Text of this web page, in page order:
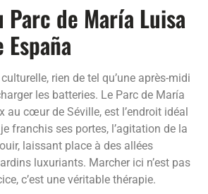
Parc de María Luisa
rien de tel qu’une après-midi
les batteries. Le Parc de María
au cœur de Séville, est l’endroit idéal
franchis ses portes, l’agitation de la
laissant place à des allées
luxuriants. Marcher ici n’est pas
c’est une véritable thérapie.